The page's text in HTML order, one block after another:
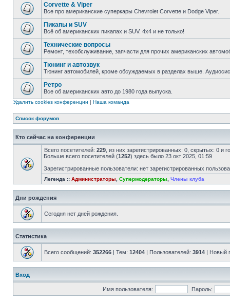
Corvette & Viper
Все про американские суперкары Chevrolet Corvette и Dodge Viper.
Пикапы и SUV
Всё об американских пикапах и SUV. 4х4 и не только!
Технические вопросы
Ремонт, техобслуживание, запчасти для прочих американских
Тюнинг и автозвук
Тюнинг автомобилей, кроме обсуждаемых в разделах выше.
Ретро
Все об американских авто до 1980 года выпуска.
Удалить cookies конференции | Наша команда
Список форумов
Кто сейчас на конференции
Всего посетителей: 229 , из них зарегистрированных: 0, скрытых: 0 и
Больше всего посетителей (1252) здесь было 23 окт 2025, 01:59
Зарегистрированные пользователи: нет зарегистрированных
Легенда :: Администраторы Супермодераторы Члены клуба
Дни рождения
Сегодня нет дней рождения.
Статистика
Всего сообщений: 352266 | Тем: 12404 | Пользователей: 3914 | Новый
Вход
Имя пользователя: Пароль: